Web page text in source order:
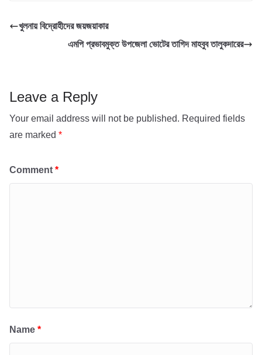
e
k
er s
A
খুলনায় বিদ্রোহীদের জয়জয়াকার
এমপি প্রভাবমুক্ত উপজেলা ভোটের তাগিদ মাহবুব তালুকদারের
Leave a Reply
Your email address will not be published. Required fields
are marked *
Comment *
Name *